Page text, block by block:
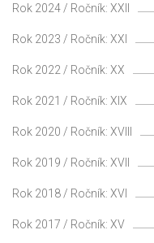
Rok 2024 / Ročník: XXII
Rok 2023 / Ročník: XXI
Rok 2022 / Ročník: XX
Rok 2021 / Ročník: XIX
Rok 2020 / Ročník: XVIII
Rok 2019 / Ročník: XVII
Rok 2018 / Ročník: XVI
Rok 2017 / Ročník: XV